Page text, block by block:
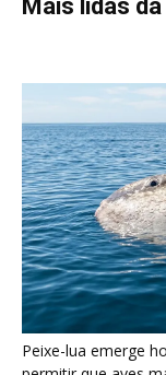
permitir que aves
Seriema utiliza
rochas para